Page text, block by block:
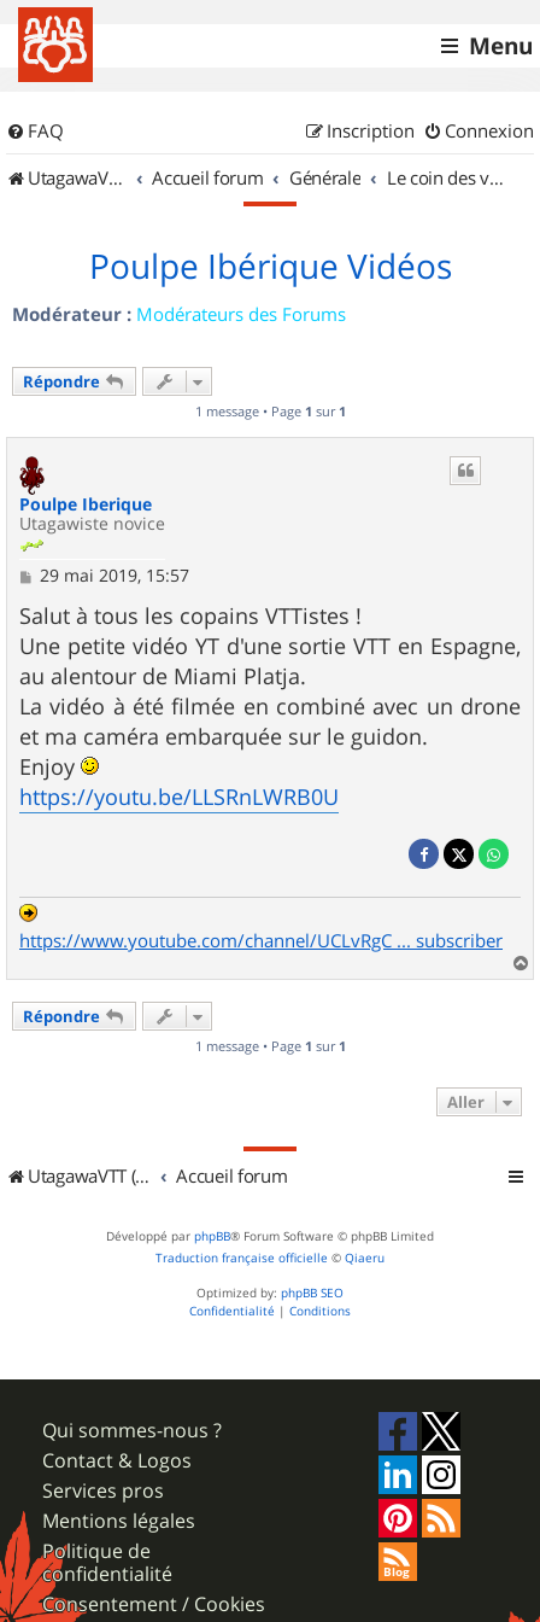
Menu
FAQ Connexion
Inscription
UtagawaVTT (Randos VTT et VTTAE avec traces GPS)
Accueil forum Générale Le coin des vidéastes
Poulpe Ibérique Vidéos
Modérateur : Modérateurs des Forums
Répondre
1 message • Page 1 sur 1
Poulpe Iberique
Utagawiste novice
M
s
s
a
g
e
29 mai 2019, 15:57
Salut à tous les copains VTTistes !
Une petite vidéo YT d'une sortie VTT en Espagne,
au alentour de Miami Platja.
La vidéo à été filmée en combiné avec un drone
et ma caméra embarquée sur le guidon.
Enjoy
https://youtu.be/LLSRnLWRB0U
https://www.youtube.com/channel/UCLvRgC ... subscriber
a
Répondre
1 message • Page 1 sur 1
Aller
UtagawaVTT (Randos VTT et VTTAE avec traces GPS) Accueil forum
Développé par phpBB® Forum Software © phpBB Limited
Traduction française officielle © Qiaeru
Optimized by: phpBB SEO
Confidentialité | Conditions
Qui sommes-nous ?
Contact & Logos
Services pros
Mentions légales
Politique de
confidentialité
Consentement / Cookies